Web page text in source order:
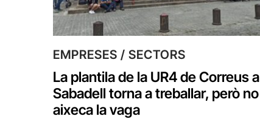
EMPRESES / SECTORS
La plantila de la UR4 de Correus a
Sabadell torna a treballar, però no
aixeca la vaga